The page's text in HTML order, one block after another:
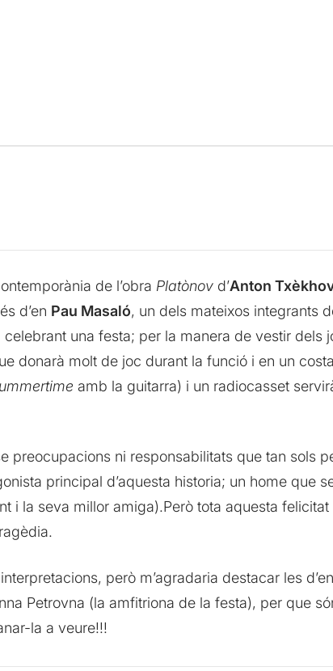
de l’obra Platònovd’Anton
d’en Pau Masaló, un dels mateixos integrants
celebrant una festa; per la manera de vestir dels
donarà molt de joc durant la funció i en un
amb la guitarra) i un radiocasset
preocupacions ni responsabilitats que tan sols
principal d’aquesta historia; un home que
i la seva millor amiga).Però tota aquesta
però m’agradaria destacar les d’en
Petrovna (la amfitriona de la festa), per que
la a veure!!!